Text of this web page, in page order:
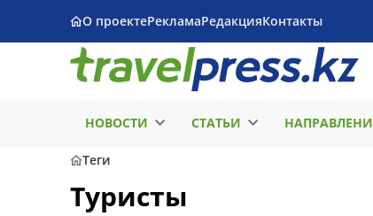
О проектеРекламаРедакцияКонтакты
НОВОСТИ СТАТЬИ
Теги
Туристы